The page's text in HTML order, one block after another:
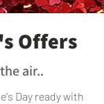
Offers
air..
Day ready with